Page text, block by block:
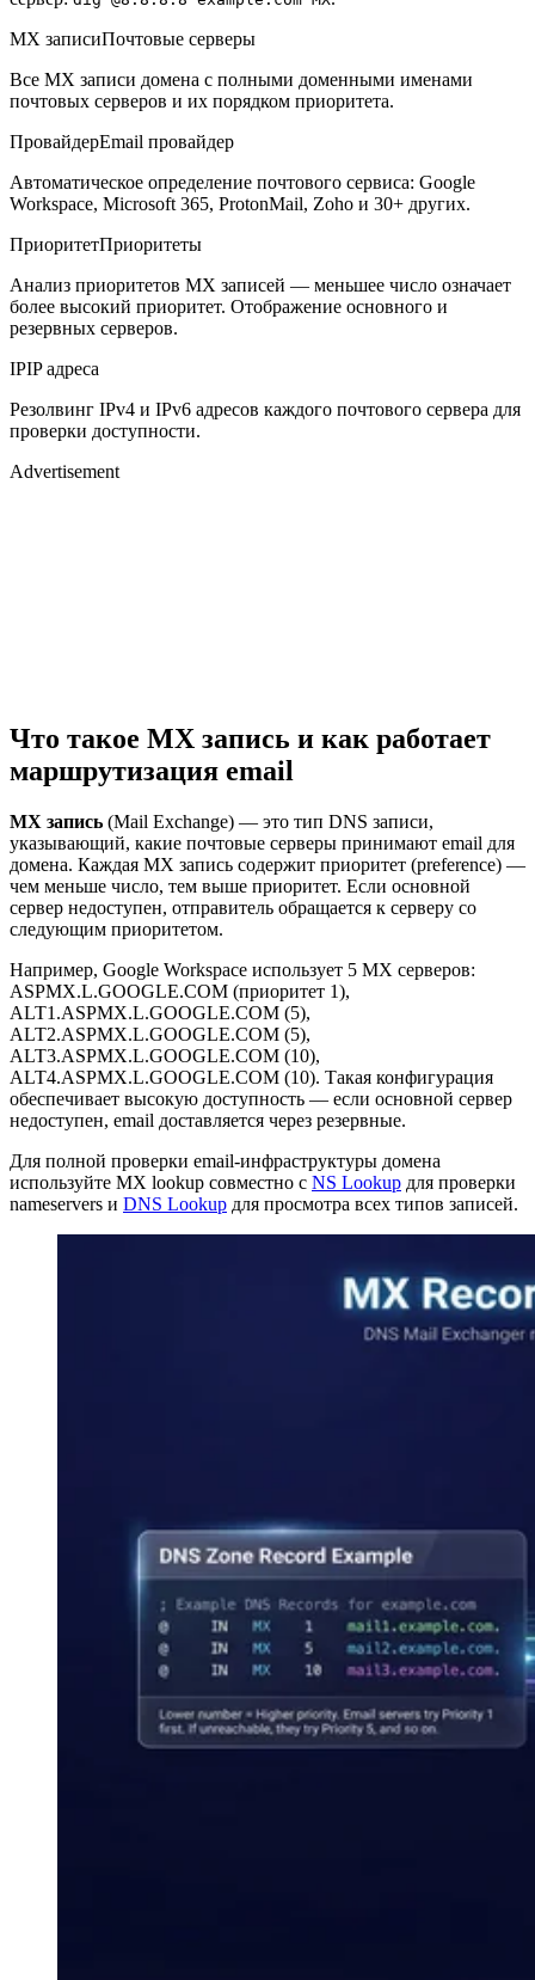
MX записиПочтовые серверы
Все MX записи домена с полными доменными именами
почтовых серверов и их порядком приоритета.
ПровайдерEmail провайдер
Автоматическое определение почтового сервиса: Google
Workspace, Microsoft 365, ProtonMail, Zoho и 30+ других.
ПриоритетПриоритеты
Анализ приоритетов MX записей — меньшее число означает
более высокий приоритет. Отображение основного и
резервных серверов.
IPIP адреса
Резолвинг IPv4 и IPv6 адресов каждого почтового сервера для
проверки доступности.
Advertisement
Что такое MX запись и как работает
маршрутизация email
MX запись (Mail Exchange) — это тип DNS записи,
указывающий, какие почтовые серверы принимают email для
домена. Каждая MX запись содержит приоритет (preference) —
чем меньше число, тем выше приоритет. Если основной
сервер недоступен, отправитель обращается к серверу со
следующим приоритетом.
Например, Google Workspace использует 5 MX серверов:
ASPMX.L.GOOGLE.COM (приоритет 1),
ALT1.ASPMX.L.GOOGLE.COM (5),
ALT2.ASPMX.L.GOOGLE.COM (5),
ALT3.ASPMX.L.GOOGLE.COM (10),
ALT4.ASPMX.L.GOOGLE.COM (10). Такая конфигурация
обеспечивает высокую доступность — если основной сервер
недоступен, email доставляется через резервные.
Для полной проверки email-инфраструктуры домена
используйте MX lookup совместно с NS Lookup для проверки
nameservers и DNS Lookup для просмотра всех типов записей.